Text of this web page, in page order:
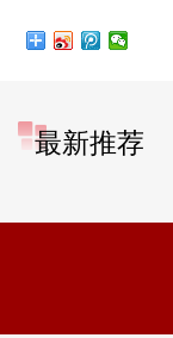
最新推荐